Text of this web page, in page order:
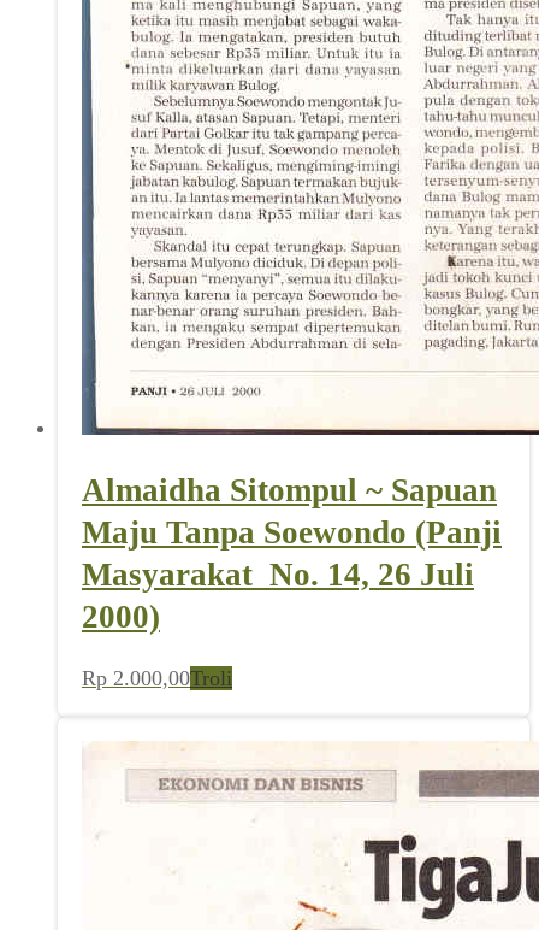
Almaidha Sitompul ~ Sapuan
Maju Tanpa Soewondo (Panji
Masyarakat_No. 14, 26 Juli
2000)
Rp 2.000,00Troli